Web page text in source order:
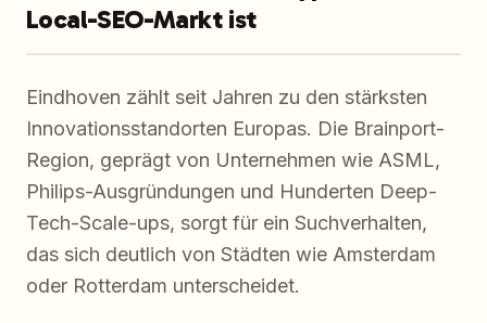
Local-SEO-Markt ist
Eindhoven zählt seit Jahren zu den stärksten
Innovationsstandorten Europas. Die Brainport-
Region, geprägt von Unternehmen wie ASML,
Philips-Ausgründungen und Hunderten Deep-
Tech-Scale-ups, sorgt für ein Suchverhalten,
das sich deutlich von Städten wie Amsterdam
oder Rotterdam unterscheidet.